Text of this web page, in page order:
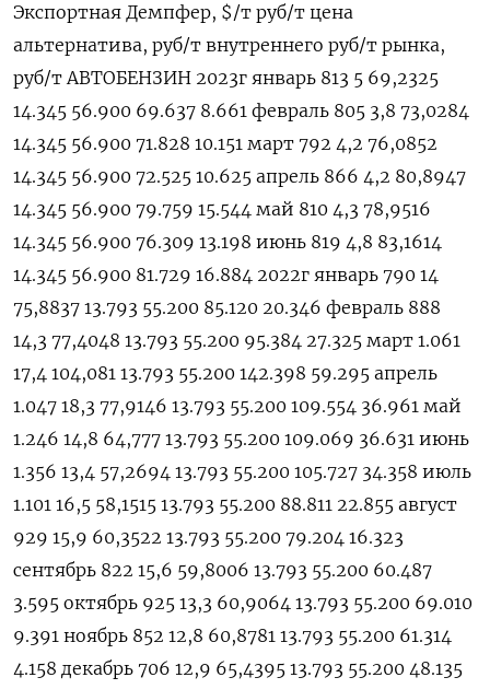
Экспортная Демпфер, $/т руб/т цена
альтернатива, руб/т внутреннего руб/т рынка,
руб/т АВТОБЕНЗИН 2023г январь 813 5 69,2325
14.345 56.900 69.637 8.661 февраль 805 3,8 73,0284
14.345 56.900 71.828 10.151 март 792 4,2 76,0852
14.345 56.900 72.525 10.625 апрель 866 4,2 80,8947
14.345 56.900 79.759 15.544 май 810 4,3 78,9516
14.345 56.900 76.309 13.198 июнь 819 4,8 83,1614
14.345 56.900 81.729 16.884 2022г январь 790 14
75,8837 13.793 55.200 85.120 20.346 февраль 888
14,3 77,4048 13.793 55.200 95.384 27.325 март 1.061
17,4 104,081 13.793 55.200 142.398 59.295 апрель
1.047 18,3 77,9146 13.793 55.200 109.554 36.961 май
1.246 14,8 64,777 13.793 55.200 109.069 36.631 июнь
1.356 13,4 57,2694 13.793 55.200 105.727 34.358 июль
1.101 16,5 58,1515 13.793 55.200 88.811 22.855 август
929 15,9 60,3522 13.793 55.200 79.204 16.323
сентябрь 822 15,6 59,8006 13.793 55.200 60.487
3.595 октябрь 925 13,3 60,9064 13.793 55.200 69.010
9.391 ноябрь 852 12,8 60,8781 13.793 55.200 61.314
4.158 декабрь 706 12,9 65,4395 13.793 55.200 48.135